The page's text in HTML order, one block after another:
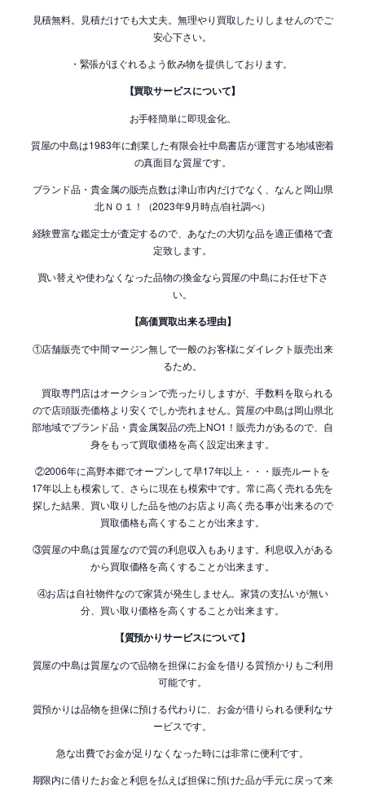
見積無料。見積だけでも大丈夫。無理やり買取したりしませんのでご
安心下さい。
・緊張がほぐれるよう飲み物を提供しております。
【買取サービスについて】
お手軽簡単に即現金化。
質屋の中島は1983年に創業した有限会社中島書店が運営する地域密着
の真面目な質屋です。
ブランド品・貴金属の販売点数は津山市内だけでなく、なんと岡山県
北ＮＯ１！（2023年9月時点/自社調べ）
経験豊富な鑑定士が査定するので、あなたの大切な品を適正価格で査
定致します。
買い替えや使わなくなった品物の換金なら質屋の中島にお任せ下さ
い。
【高価買取出来る理由】
①店舗販売で中間マージン無しで一般のお客様にダイレクト販売出来
るため。
買取専門店はオークションで売ったりしますが、手数料を取られる
ので店頭販売価格より安くでしか売れません。質屋の中島は岡山県北
部地域でブランド品・貴金属製品の売上NO1！販売力があるので、自
身をもって買取価格を高く設定出来ます。
②2006年に高野本郷でオープンして早17年以上・・・販売ルートを
17年以上も模索して、さらに現在も模索中です。常に高く売れる先を
探した結果、買い取りした品を他のお店より高く売る事が出来るので
買取価格も高くすることが出来ます。
③質屋の中島は質屋なので質の利息収入もあります。利息収入がある
から買取価格を高くすることが出来ます。
④お店は自社物件なので家賃が発生しません。家賃の支払いが無い
分、買い取り価格を高くすることが出来ます。
【質預かりサービスについて】
質屋の中島は質屋なので品物を担保にお金を借りる質預かりもご利用
可能です。
質預かりは品物を担保に預ける代わりに、お金が借りられる便利なサ
ービスです。
急な出費でお金が足りなくなった時には非常に便利です。
期限内に借りたお金と利息を払えば担保に預けた品が手元に戻って来